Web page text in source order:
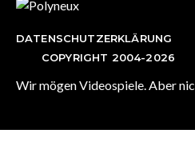
DATENSCHUTZERKLÄRUNG
COPYRIGHT 2004-2026
Wir mögen Videospiele. Aber